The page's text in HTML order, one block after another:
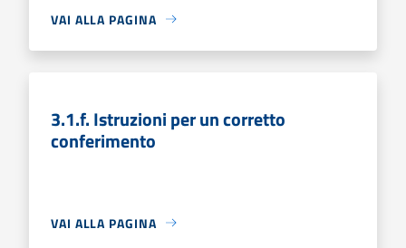
VAI ALLA PAGINA
3.1.f. Istruzioni per un corretto
conferimento
VAI ALLA PAGINA